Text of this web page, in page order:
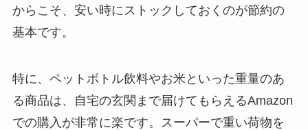
からこそ、安い時にストックしておくのが節約の
基本です。
特に、ペットボトル飲料やお米といった重量のあ
る商品は、自宅の玄関まで届けてもらえるAmazon
での購入が非常に楽です。スーパーで重い荷物を